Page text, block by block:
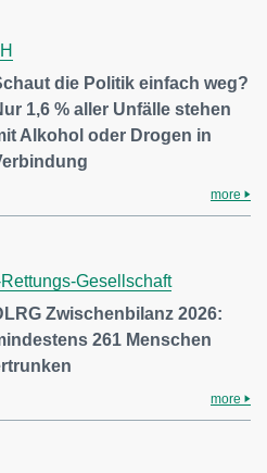
die Politik einfach weg?
1,6 % aller Unfälle stehen
Alkohol oder Drogen in
more
Gesellschaft
Zwischenbilanz 2026:
261 Menschen
more